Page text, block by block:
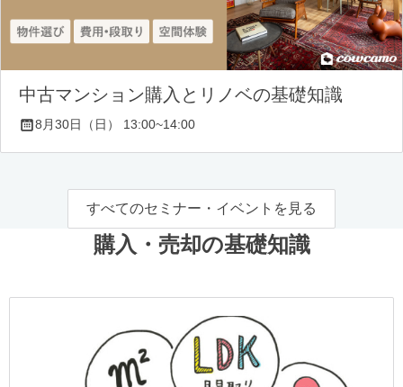
中古マンション購入とリノベの基礎知識
8月30日（日） 13:00~14:00
すべてのセミナー・イベントを見る
購入・売却の基礎知識